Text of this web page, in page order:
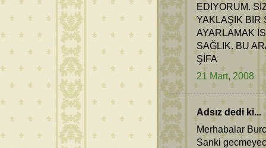
EDİYORUM.
YAKLAŞIK BİR
AYARLAMAK
SAĞLIK. BU
ŞİFA
21 Mart, 2008
Adsız dedi ki...
Merhabalar
Sanki